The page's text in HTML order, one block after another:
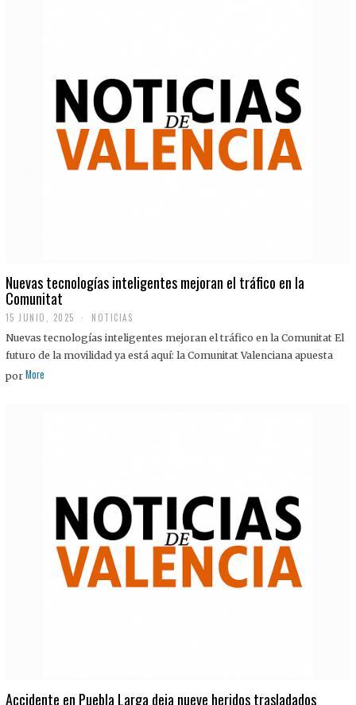
Nuevas tecnologías inteligentes mejoran el tráfico en la
Comunitat
15 JUNIO, 2025 NOTICIAS
Nuevas tecnologías inteligentes mejoran el tráfico en la Comunitat El
futuro de la movilidad ya está aquí: la Comunitat Valenciana apuesta
por More
Accidente en Puebla Larga deja nueve heridos trasladados